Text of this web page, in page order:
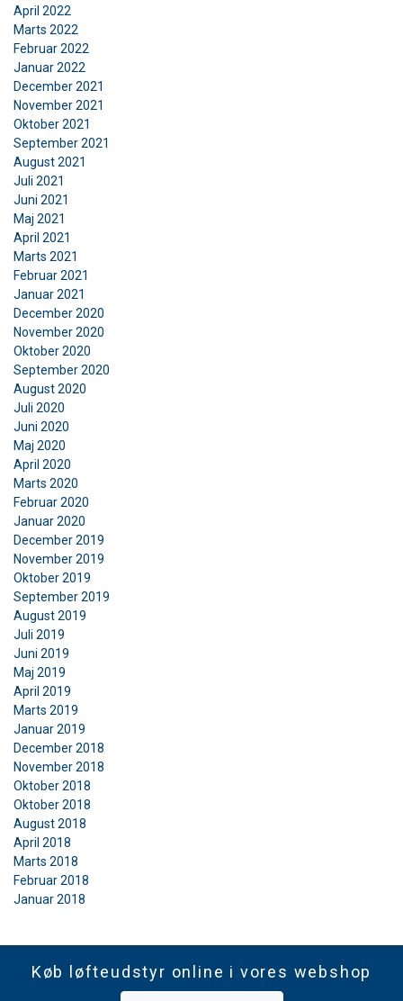
April 2022
Marts 2022
Februar 2022
Januar 2022
December 2021
November 2021
Oktober 2021
September 2021
August 2021
Juli 2021
Juni 2021
Maj 2021
April 2021
Marts 2021
Februar 2021
Januar 2021
December 2020
November 2020
Oktober 2020
September 2020
August 2020
Juli 2020
Juni 2020
Maj 2020
April 2020
Marts 2020
Februar 2020
Januar 2020
December 2019
November 2019
Oktober 2019
September 2019
August 2019
Juli 2019
Juni 2019
Maj 2019
April 2019
Marts 2019
Januar 2019
December 2018
November 2018
Oktober 2018
Oktober 2018
August 2018
April 2018
Marts 2018
Februar 2018
Januar 2018
Køb løfteudstyr online i vores webshop